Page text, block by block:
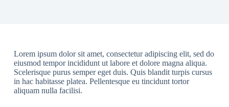
Lorem ipsum dolor sit amet, consectetur adipiscing elit, sed do
eiusmod tempor incididunt ut labore et dolore magna aliqua.
Scelerisque purus semper eget duis. Quis blandit turpis cursus
in hac habitasse platea. Pellentesque eu tincidunt tortor
aliquam nulla facilisi.